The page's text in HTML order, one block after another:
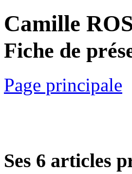
Camille
Fiche de
Page principale
Ses 6 articles